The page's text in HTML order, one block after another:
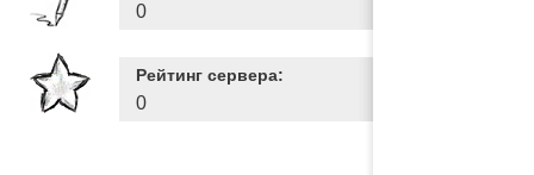
0
Рейтинг сервера:
0